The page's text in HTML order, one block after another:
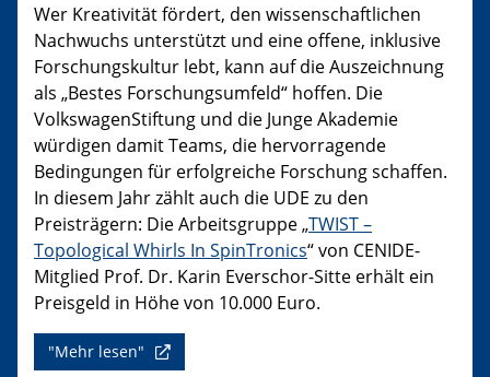
Wer Kreativität fördert, den wissenschaftlichen
Nachwuchs unterstützt und eine offene, inklusive
Forschungskultur lebt, kann auf die Auszeichnung
als „Bestes Forschungsumfeld“ hoffen. Die
VolkswagenStiftung und die Junge Akademie
würdigen damit Teams, die hervorragende
Bedingungen für erfolgreiche Forschung schaffen.
In diesem Jahr zählt auch die UDE zu den
Preisträgern: Die Arbeitsgruppe „TWIST –
Topological Whirls In SpinTronics“ von CENIDE-
Mitglied Prof. Dr. Karin Everschor-Sitte erhält ein
Preisgeld in Höhe von 10.000 Euro.
"Mehr lesen"